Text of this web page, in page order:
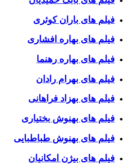
فیلم های باران کوثری
فیلم های بهاره افشاری
فیلم های بهاره رهنما
فیلم های بهرام رادان
فیلم های بهزاد فراهانی
فیلم های بهنوش بختیاری
فیلم های بهنوش طباطبایی
فیلم های بیژن امکانیان